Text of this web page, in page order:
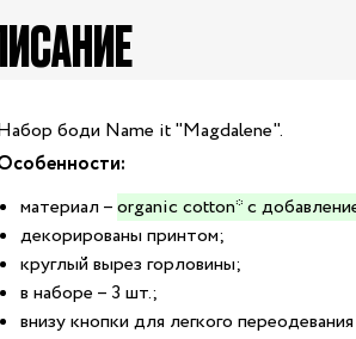
15
20
21 22
25
26 27 28
29
30 31
32.5
33 33.5 34
боди Name it "Magdalene".
материал –organic cotton* с
декорированы принтом;
круглый вырез горловины;
в наборе – 3 шт.;
внизу кнопки для легкого